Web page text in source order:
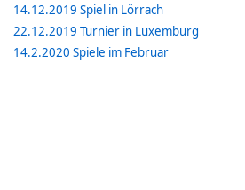
14.12.2019 Spiel in Lörrach
22.12.2019 Turnier in Luxemburg
14.2.2020 Spiele im Februar